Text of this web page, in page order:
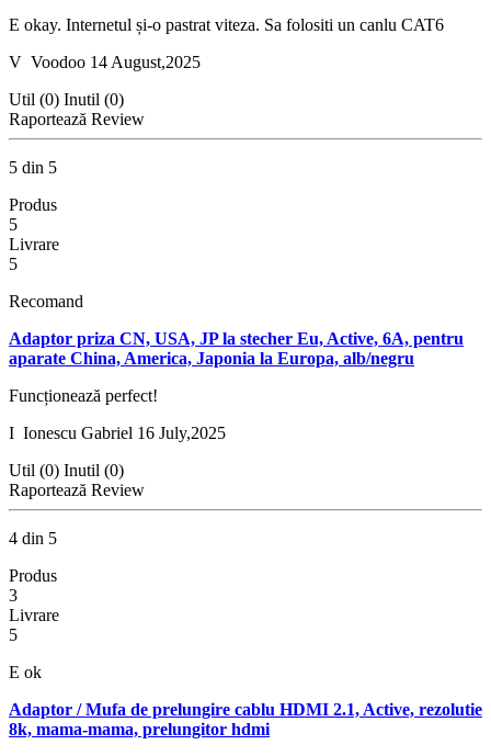
E okay. Internetul și-o pastrat viteza. Sa folositi un canlu CAT6
V Voodoo 14 August,2025
Util (0) Inutil (0)
Raportează Review
5 din 5
Produs
5
Livrare
5
Recomand
Adaptor priza CN, USA, JP la stecher Eu, Active, 6A, pentru
aparate China, America, Japonia la Europa, alb/negru
Funcționează perfect!
I Ionescu Gabriel 16 July,2025
Util (0) Inutil (0)
Raportează Review
4 din 5
Produs
3
Livrare
5
E ok
Adaptor / Mufa de prelungire cablu HDMI 2.1, Active, rezolutie
8k, mama-mama, prelungitor hdmi